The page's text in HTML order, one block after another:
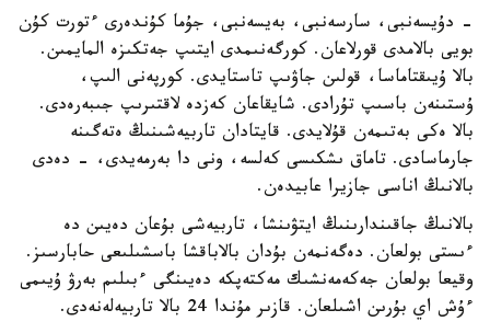
- دۇيسەنبى، سارسەنبى، بەيسەنبى، جۇما كۇندەرى ءتورت كۇن
بويى بالامدى قورلاعان. كورگەنىمدى ايتىپ جەتكىزە المايمىن.
بالا ۇيىقتاماسا، قولىن جاۋىپ تاستايدى. كورپەنى الىپ،
ۇستىنەن باسىپ تۇرادى. شايقاعان كەزدە لاقتىرىپ جىبەرەدى.
بالا ەكى بەتىمەن قۇلايدى. قايتادان تاربيەشىنىڭ ەتەگىنە
جارماسادى. تاماق ىشكىسى كەلسە، ونى دا بەرمەيدى، - دەدى
بالانىڭ اناسى جازيرا عابيدەن.
بالانىڭ جاقىندارىنىڭ ايتۋىنشا، تاربيەشى بۇعان دەيىن دە
ءىستى بولعان. دەگەنمەن بۇدان بالاباقشا باسشىلىعى حابارسىز.
وقيعا بولعان جەكەمەنشىك مەكتەپكە دەيىنگى ءبىلىم بەرۋ ۇيىمى
ءۇش اي بۇرىن اشىلعان. قازىر مۇندا 24 بالا تاربيەلەنەدى.